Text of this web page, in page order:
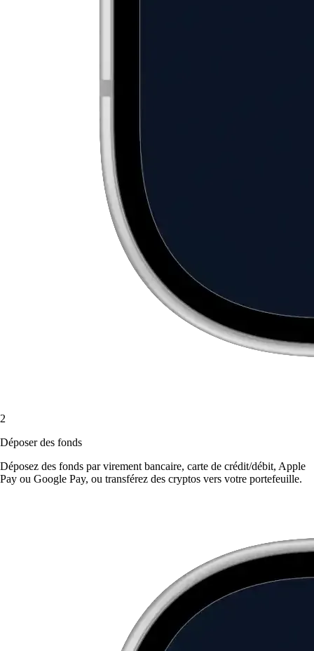
2
Déposer des fonds
Déposez des fonds par virement bancaire, carte de crédit/débit, Apple
Pay ou Google Pay, ou transférez des cryptos vers votre portefeuille.